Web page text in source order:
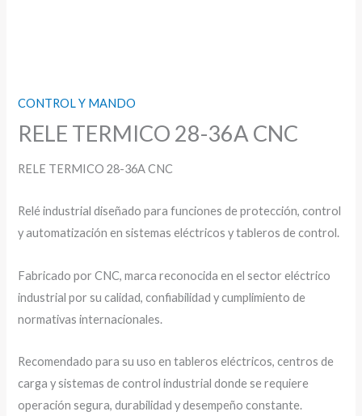
CONTROL Y MANDO
RELE TERMICO 28-36A CNC
RELE TERMICO 28-36A CNC
Relé industrial diseñado para funciones de protección, control
y automatización en sistemas eléctricos y tableros de control.
Fabricado por CNC, marca reconocida en el sector eléctrico
industrial por su calidad, confiabilidad y cumplimiento de
normativas internacionales.
Recomendado para su uso en tableros eléctricos, centros de
carga y sistemas de control industrial donde se requiere
operación segura, durabilidad y desempeño constante.